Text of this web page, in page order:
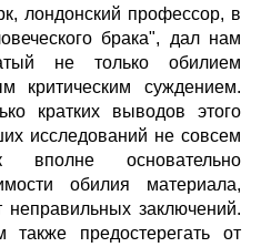
лондонский профессор, в
брака", дал нам
не только обилием
критическим суждением.
кратких выводов этого
исследований не совсем
вполне основательно
обилия материала,
неправильных заключений.
предостерегать от